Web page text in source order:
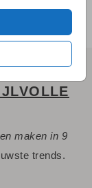
proefdruk.
op hout
kaart is
op hout.
maken in 9
trends.